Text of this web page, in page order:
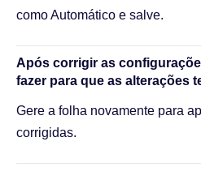
como Automático e salve.
Após corrigir as
fazer para que as alterações
Gere a folha novamente para
corrigidas.